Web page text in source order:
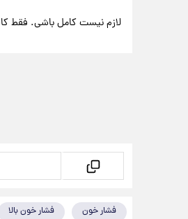
لازم نیست کامل باشی. فقط
فشار خون فشار خون بالا